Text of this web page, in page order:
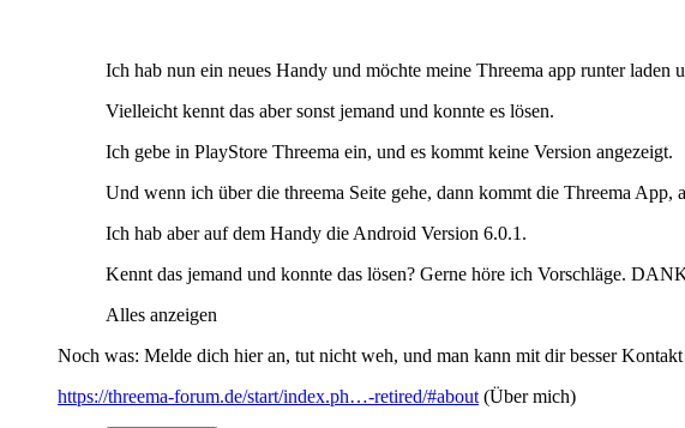
Ich hab nun ein neues Handy und möchte meine Threema app runter
Vielleicht kennt das aber sonst jemand und konnte es lösen.
Ich gebe in PlayStore Threema ein, und es kommt keine Version angezeigt.
Und wenn ich über die threema Seite gehe, dann kommt die Threema
Ich hab aber auf dem Handy die Android Version 6.0.1.
Kennt das jemand und konnte das lösen? Gerne höre ich Vorschläge.
Alles anzeigen
Noch was: Melde dich hier an, tut nicht weh, und man kann mit dir besser Kontakt
https://threema-forum.de/start/index.ph…-retired/#about (Über mich)